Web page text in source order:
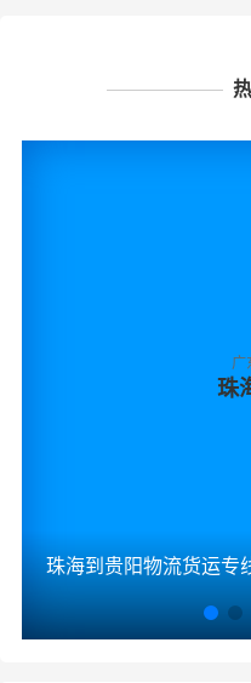
广
珠
珠海到贵阳物流货运专